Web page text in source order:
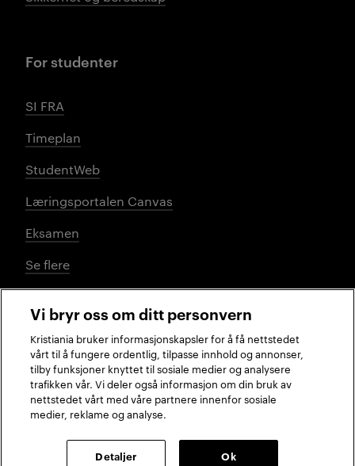
For studenter
SI FRA
Timeplan
StudentWeb
Læringsportalen Canvas
Eksamen
Se flere
Sosiale medier
FacebookInstagramLinkedInTikTok
2026 © Kristiania
Vi bryr oss om ditt personvern
Kristiania bruker informasjonskapsler for å få nettstedet
vårt til å fungere ordentlig, tilpasse innhold og annonser,
tilby funksjoner knyttet til sosiale medier og analysere
trafikken vår. Vi deler også informasjon om din bruk av
nettstedet vårt med våre partnere innenfor sosiale
medier, reklame og analyse.
Detaljer Ok